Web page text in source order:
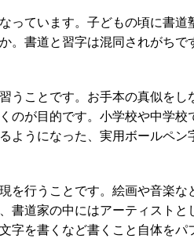
っています。子どもの頃に書道
。書道と習字は混同されがちで
うことです。お手本の真似をし
のが目的です。小学校や中学校
ようになった、実用ボールペン
を行うことです。絵画や音楽な
書道家の中にはアーティストと
字を書くなど書くこと自体をパ